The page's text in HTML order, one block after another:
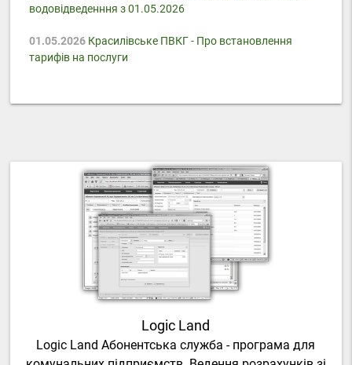
водовідведенння з 01.05.2026
01.05.2026Красилівське ПВКГ - Про встановлення
тарифів на послуги
Logic Land
Logic Land Абонентська служба - програма для